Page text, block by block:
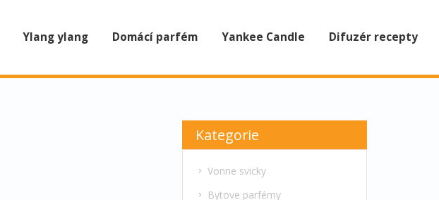
Ylang ylang Domácí parfém Yankee Candle Difuzér recepty
Kategorie
Vonne svicky
Bytove parfémy